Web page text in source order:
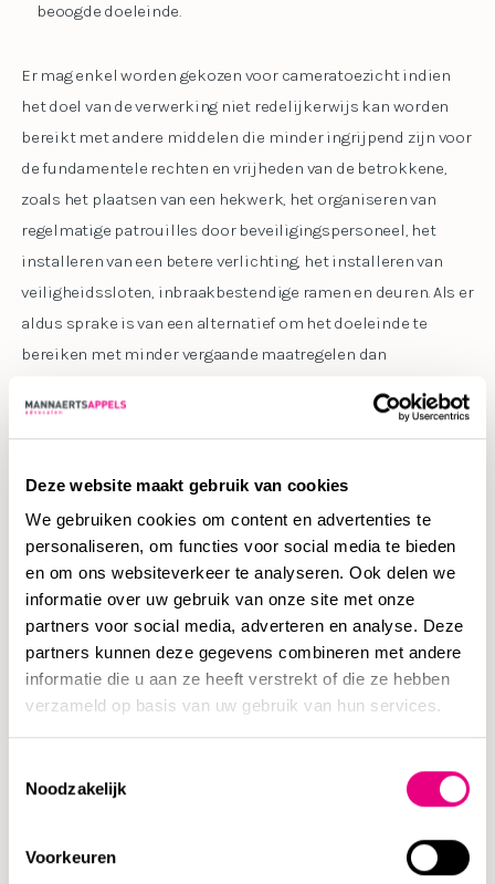
Deze website maakt gebruik van cookies
We gebruiken cookies om content en advertenties te
personaliseren, om functies voor social media te bieden
en om ons websiteverkeer te analyseren. Ook delen we
informatie over uw gebruik van onze site met onze
partners voor social media, adverteren en analyse. Deze
partners kunnen deze gegevens combineren met andere
informatie die u aan ze heeft verstrekt of die ze hebben
verzameld op basis van uw gebruik van hun services.
Noodzakelijk
Voorkeuren
beoogde doeleinde.
Er mag enkel worden gekozen voor cameratoezicht indien
het doel van de verwerking niet redelijkerwijs kan worden
bereikt met andere middelen die minder ingrijpend zijn voor
de fundamentele rechten en vrijheden van de betrokkene,
zoals het plaatsen van een hekwerk, het organiseren van
regelmatige patrouilles door beveiligingspersoneel, het
installeren van een betere verlichting, het installeren van
veiligheidssloten, inbraakbestendige ramen en deuren. Als er
aldus sprake is van een alternatief om het doeleinde te
bereiken met minder vergaande maatregelen dan
Als u van mening bent dat camerabewaking noodzakelijk is
om de gerechtvaardigde belangen van uw
onderneming/instelling te beschermen, dan mag
camerabewaking alleen in gebruik worden genomen indien
de belangen of de grondrechten en fundamentele vrijheden
van de betrokkene niet zwaarder wegen dan de
gerechtvaardigde belangen van de
daarbij van dienst zijn.
Gegevensbeschermingseffectbeoordeling